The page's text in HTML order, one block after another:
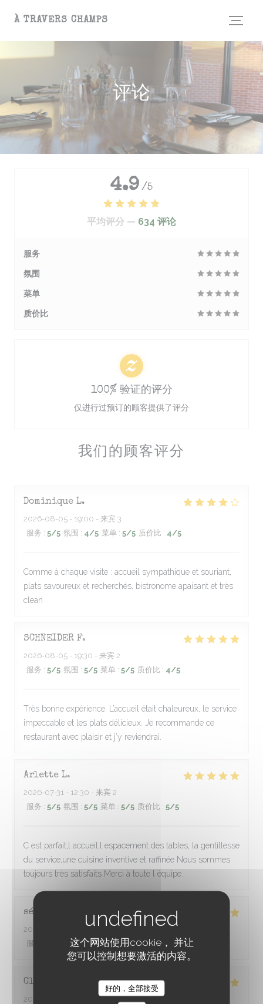
这个网站使用cookie， 并让
您可以控制想要激活的内容。
好的，全部接受
À TRAVERS CHAMPS
评论
我们的顾客评分
Dominique L
2026-08-05 - 19:00 - 来宾 3
服务 : 5/5 氛围 : 4/5 菜单 : 5/5 质价比 : 4/5
Comme à chaque visite : accueil sympathique et souriant,
plats savoureux et recherchés, bistronome apaisant et très
clean
SCHNEIDER F
2026-08-05 - 19:30 - 来宾 2
服务 : 5/5 氛围 : 5/5 菜单 : 5/5 质价比 : 4/5
Très bonne expérience. L’accueil était chaleureux, le service
impeccable et les plats délicieux. Je recommande ce
restaurant avec plaisir et j’y reviendrai.
Arlette L
2026-07-31 - 12:30 - 来宾 2
服务 : 5/5 氛围 : 5/5 菜单 : 5/5 质价比 : 5/5
C est parfait,l accueil,l espacement des tables, la gentillesse
du service,une cuisine inventive et raffinée Nous sommes
toujours très satisfaits Merci à toute l équipe.
sébastien
2026-08-01
服务
氛围: 5/5 菜单: 5/5 质价比: 5 /5
Claire
2026-07-31
- 20:00 - 来宾 4
4.9 /5
平均评分 — 634 评论
服务
氛围
菜单
质价比
100% 验证的评分
仅进行过预订的顾客提供了评分
À TRAVERS CHAMPS